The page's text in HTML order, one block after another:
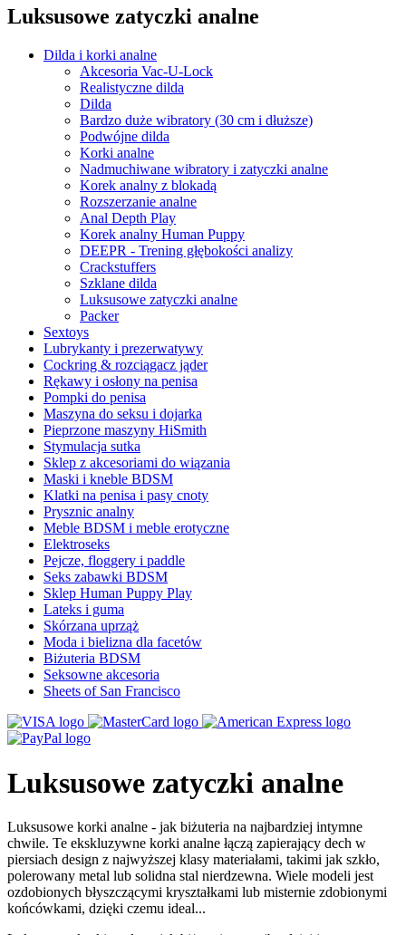
Luksusowe zatyczki analne
Dilda i korki analne
Akcesoria Vac-U-Lock
Realistyczne dilda
Dilda
Bardzo duże wibratory (30 cm i dłuższe)
Podwójne dilda
Korki analne
Nadmuchiwane wibratory i zatyczki analne
Korek analny z blokadą
Rozszerzanie analne
Anal Depth Play
Korek analny Human Puppy
DEEPR - Trening głębokości analizy
Crackstuffers
Szklane dilda
Luksusowe zatyczki analne
Packer
Sextoys
Lubrykanty i prezerwatywy
Cockring & rozciągacz jąder
Rękawy i osłony na penisa
Pompki do penisa
Maszyna do seksu i dojarka
Pieprzone maszyny HiSmith
Stymulacja sutka
Sklep z akcesoriami do wiązania
Maski i kneble BDSM
Klatki na penisa i pasy cnoty
Prysznic analny
Meble BDSM i meble erotyczne
Elektroseks
Pejcze, floggery i paddle
Seks zabawki BDSM
Sklep Human Puppy Play
Lateks i guma
Skórzana uprząż
Moda i bielizna dla facetów
Biżuteria BDSM
Seksowne akcesoria
Sheets of San Francisco
Luksusowe zatyczki analne
Luksusowe korki analne - jak biżuteria na najbardziej intymne
chwile. Te ekskluzywne korki analne łączą zapierający dech w
piersiach design z najwyższej klasy materiałami, takimi jak szkło,
polerowany metal lub solidna stal nierdzewna. Wiele modeli jest
ozdobionych błyszczącymi kryształkami lub misternie zdobionymi
końcówkami, dzięki czemu ideal...